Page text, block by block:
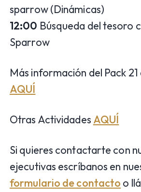
sparrow (Dinámicas)
12:00 Búsqueda del tesoro
Sparrow
Más información del Pack
AQUÍ
Otras Actividades AQUÍ
Si quieres contactarte con
ejecutivas escríbanos en
formulario de contacto o